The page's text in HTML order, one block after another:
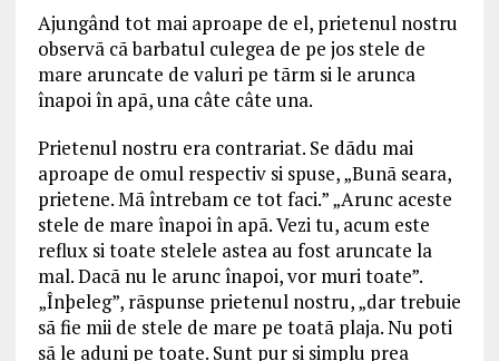
Ajungând tot mai aproape de el, prietenul nostru
observã cã barbatul culegea de pe jos stele de
mare aruncate de valuri pe tãrm si le arunca
înapoi în apã, una câte câte una.
Prietenul nostru era contrariat. Se dãdu mai
aproape de omul respectiv si spuse, „Bunã seara,
prietene. Mã întrebam ce tot faci.” „Arunc aceste
stele de mare înapoi în apã. Vezi tu, acum este
reflux si toate stelele astea au fost aruncate la
mal. Dacã nu le arunc înapoi, vor muri toate”.
„Înþeleg”, rãspunse prietenul nostru, „dar trebuie
sã fie mii de stele de mare pe toatã plaja. Nu poti
sã le aduni pe toate. Sunt pur si simplu prea